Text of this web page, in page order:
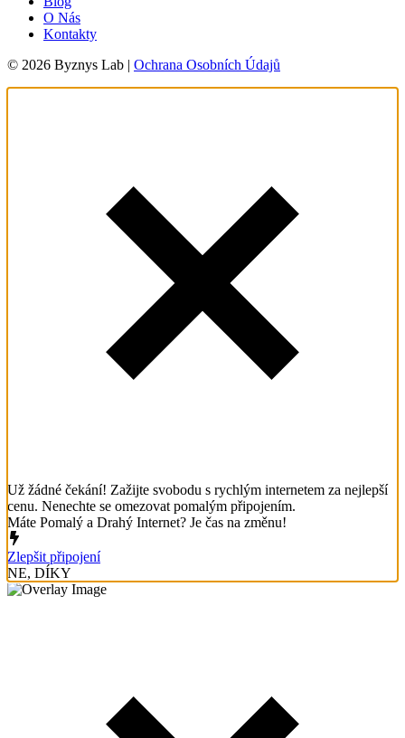
O Nás
Kontakty
© 2026 Byznys Lab | Ochrana Osobních Údajů
Už žádné čekání! Zažijte svobodu s rychlým internetem za nejlepší
cenu. Nenechte se omezovat pomalým připojením.
Máte Pomalý a Drahý Internet? Je čas na změnu!
Zlepšit připojení
NE, DÍKY